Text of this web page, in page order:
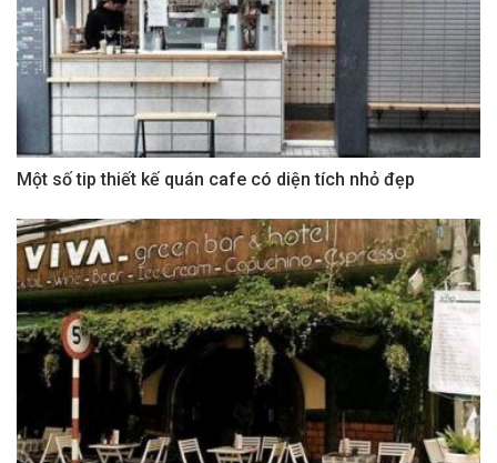
Một số tip thiết kế quán cafe có diện tích nhỏ đẹp